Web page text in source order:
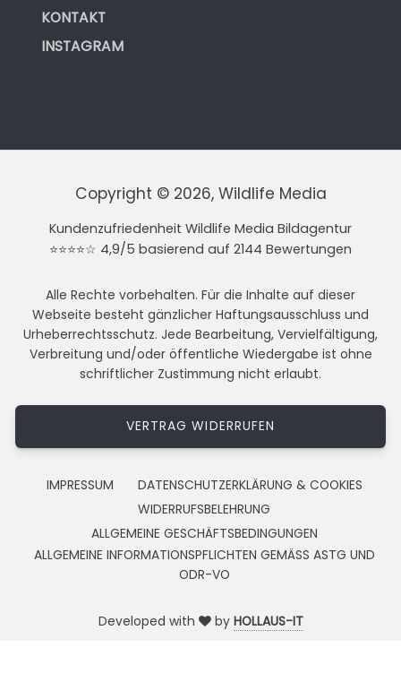
KONTAKT
INSTAGRAM
Copyright © 2026, Wildlife Media
Kundenzufriedenheit Wildlife Media Bildagentur
⭐⭐⭐⭐☆ 4,9/5 basierend auf 2144 Bewertungen
Alle Rechte vorbehalten. Für die Inhalte auf dieser
Webseite besteht gänzlicher Haftungsausschluss und
Urheberrechtsschutz. Jede Bearbeitung, Vervielfältigung,
Verbreitung und/oder öffentliche Wiedergabe ist ohne
schriftlicher Zustimmung nicht erlaubt.
VERTRAG WIDERRUFEN
IMPRESSUM
DATENSCHUTZERKLÄRUNG & COOKIES
WIDERRUFSBELEHRUNG
ALLGEMEINE GESCHÄFTSBEDINGUNGEN
ALLGEMEINE INFORMATIONSPFLICHTEN GEMÄSS ASTG UND
ODR-VO
Developed with by HOLLAUS-IT